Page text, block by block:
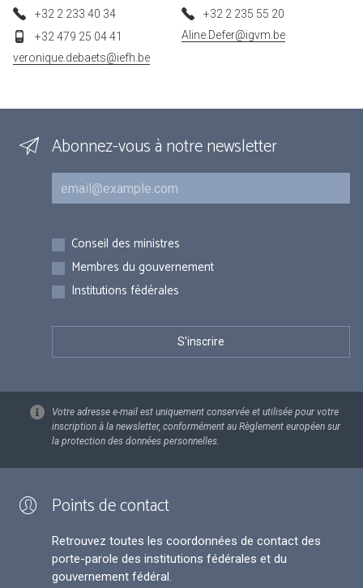
+32 2 233 40 34
+32 479 25 04 41
veronique.debaets@iefh.be
+32 2 235 55 20
Aline.Defer@igvm.be
Abonnez-vous à notre newsletter
Courriel
Inscriptions
Conseil des ministres
Membres du gouvernement
Institutions fédérales
Votre adresse e-mail est uniquement conservée et utilisée pour votre
inscription à la newsletter, conformément au Règlement européen sur
la protection des données personnelles.
Points de contact
Retrouvez toutes les coordonnées de contact des
porte-parole des institutions fédérales et du
gouvernement fédéral.